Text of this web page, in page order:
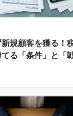
規顧客を獲る！
る「条件」と「